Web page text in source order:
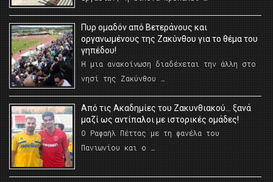
Πυρ ομαδόν από Βετεράνους και
οργανωμένους της Ζακύνθου για το θέμα του
γηπέδου!
Η μια ανακοίνωση διαδέχεται την άλλη στο
νησί της Ζακύνθου …
Από τις Ακαδημίες του Ζακυνθιακού… ξανά
μαζί ως αντίπαλοι με ιστορικές ομάδες!
Ο Ραφαήλ Πέττας με τη φανέλα του
Πανιωνίου και ο …